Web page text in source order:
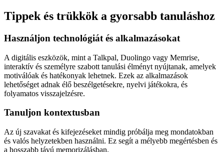
Tippek és trükkök a gyorsabb tanuláshoz
Használjon technológiát és alkalmazásokat
A digitális eszközök, mint a Talkpal, Duolingo vagy Memrise,
interaktív és személyre szabott tanulási élményt nyújtanak, amelyek
motiválóak és hatékonyak lehetnek. Ezek az alkalmazások
lehetőséget adnak élő beszélgetésekre, nyelvi játékokra, és
folyamatos visszajelzésre.
Tanuljon kontextusban
Az új szavakat és kifejezéseket mindig próbálja meg mondatokban
és valós helyzetekben használni. Ez segít a mélyebb megértésben és
a hosszabb távú memorizálásban.